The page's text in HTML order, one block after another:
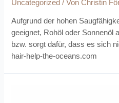
Uncategorized / VonChristin
Aufgrund der hohen
geeignet, Rohöl oder Sonnenöl
bzw. sorgt dafür, dass es sich
hair-help-the-oceans.com